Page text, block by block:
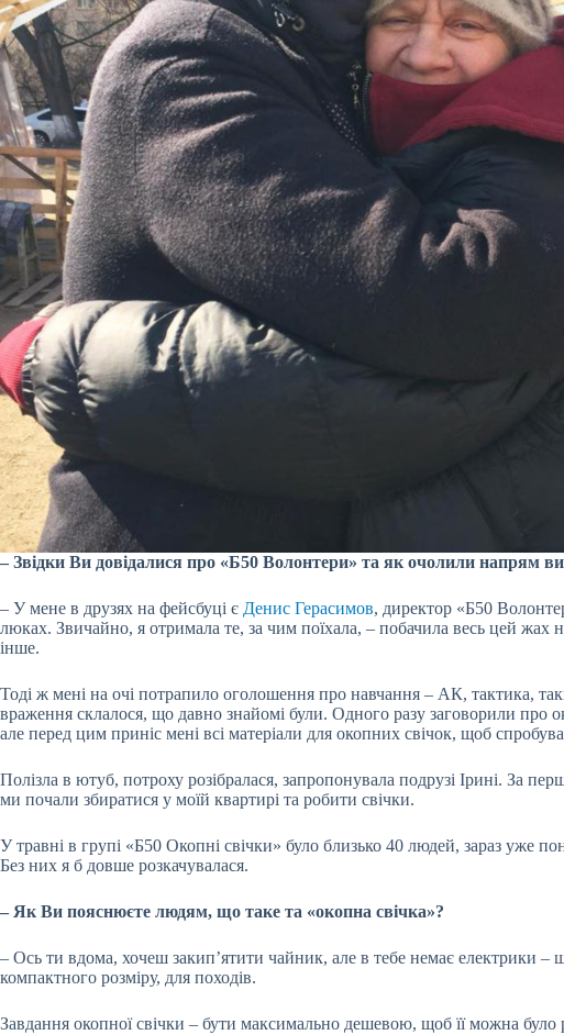
– Звідки Ви довідалися про «Б50 Волонтери» та як очолили напрям
– У мене в друзях на фейсбуці є Денис Герасимов, директор «Б50
люках. Звичайно, я отримала те, за чим поїхала, – побачила весь цей
інше.
Тоді ж мені на очі потрапило оголошення про навчання – АК, тактика,
враження склалося, що давно знайомі були. Одного разу заговорили про
але перед цим приніс мені всі матеріали для окопних свічок, щоб
Полізла в ютуб, потроху розібралася, запропонувала подрузі Ірині. За
ми почали збиратися у моїй квартирі та робити свічки.
У травні в групі «Б50 Окопні свічки» було близько 40 людей, зараз уже
Без них я б довше розкачувалася.
– Як Ви пояснюєте людям, що таке та «окопна свічка»?
– Ось ти вдома, хочеш закип’ятити чайник, але в тебе немає електрики
компактного розміру, для походів.
Завдання окопної свічки – бути максимально дешевою, щоб її можна